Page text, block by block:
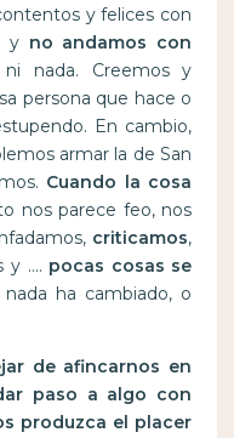
y felices con
y no andamos con
ni nada. Creemos y
persona que hace o
En cambio,
armar la de San
Cuando la cosa
nos parece feo, nos
criticamos,
y …. pocas cosas se
ha cambiado, o
de afincarnos en
paso a algo con
produzca el placer